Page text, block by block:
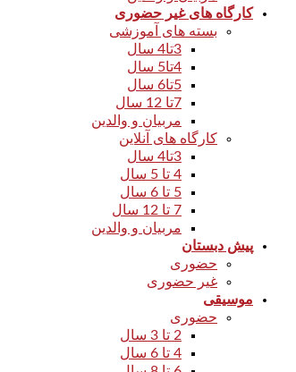
کارگاه های غیر حضوری
بسته های آموزشی
3تا4 سال
4تا5 سال
5تا6 سال
7تا 12 سال
مربیان و والدین
کارگاه های آنلاین
3تا4 سال
4 تا 5 سال
5 تا 6 سال
7 تا 12 سال
مربیان و والدین
پیش دبستان
حضوری
غیر حضوری
موسیقی
حضوری
2 تا 3 سال
4 تا 6 سال